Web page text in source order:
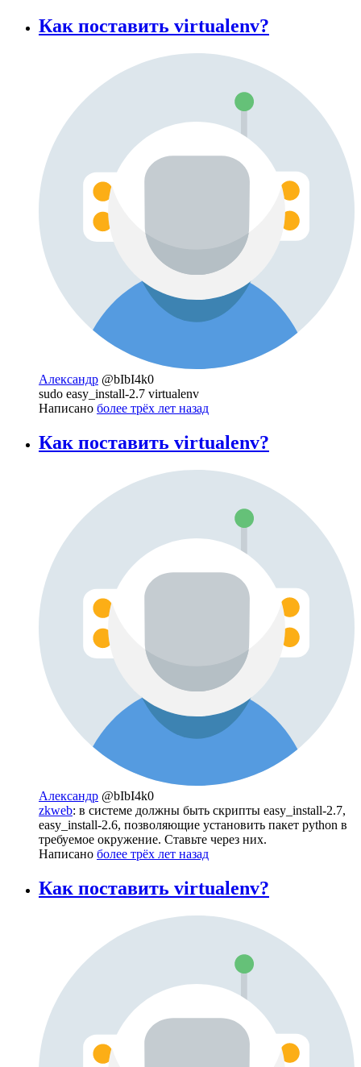
Как поставить virtualenv?
Александр @bIbI4k0
sudo easy_install-2.7 virtualenv
Написано более трёх лет назад
Как поставить virtualenv?
Александр @bIbI4k0
zkweb: в системе должны быть скрипты easy_install-2.7,
easy_install-2.6, позволяющие установить пакет python в
требуемое окружение. Ставьте через них.
Написано более трёх лет назад
Как поставить virtualenv?